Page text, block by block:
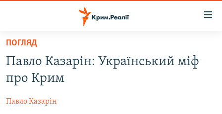
Перейти
основного
матеріалу
Перейти
до
ВІДЕО ТА ФОТО
ПОЛІТИКА
ПОГЛЯД
Павло Казарін: Український міф
про Крим
Павло Казарін